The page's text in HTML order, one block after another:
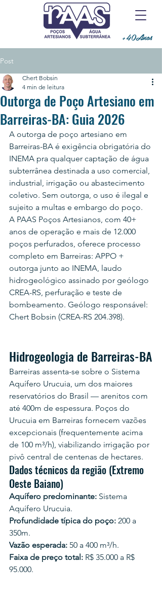
+40Anos
Post
Outorga de Poço Artesiano em
Barreiras-BA: Guia 2026
Chert Bobsin
4 min de leitura
A outorga de poço artesiano em
Barreiras-BA é exigência obrigatória do
INEMA pra qualquer captação de água
subterrânea destinada a uso comercial,
industrial, irrigação ou abastecimento
coletivo. Sem outorga, o uso é ilegal e
sujeito a multas e embargo do poço.
A PAAS Poços Artesianos, com 40+
anos de operação e mais de 12.000
poços perfurados, oferece processo
completo em Barreiras: APPO +
outorga junto ao INEMA, laudo
hidrogeológico assinado por geólogo
CREA-RS, perfuração e teste de
bombeamento. Geólogo responsável:
Chert Bobsin (CREA-RS 204.398).
Hidrogeologia de Barreiras-BA
Barreiras assenta-se sobre o Sistema
Aquífero Urucuia, um dos maiores
reservatórios do Brasil — arenitos com
até 400m de espessura. Poços do
Urucuia em Barreiras fornecem vazões
excepcionais (frequentemente acima
de 100 m³/h), viabilizando irrigação por
pivô central de centenas de hectares.
Dados técnicos da região (Extremo
Oeste Baiano)
Aquífero predominante: Sistema
Aquífero Urucuia.
Profundidade típica do poço: 200 a
350m.
Vazão esperada: 50 a 400 m³/h.
Faixa de preço total: R$ 35.000 a R$
95.000.